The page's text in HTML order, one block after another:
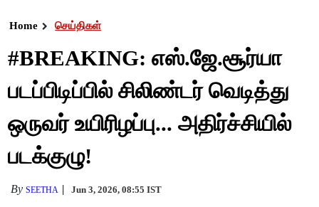
Home செய்திகள்
#BREAKING: எஸ்.ஜே.சூர்யா
படப்பிடிப்பில் சிலிண்டர் வெடித்து
ஒருவர் உயிரிழப்பு... அதிர்ச்சியில்
படக்குழு!
BySEETHA Jun 3, 2026, 08:55 IST